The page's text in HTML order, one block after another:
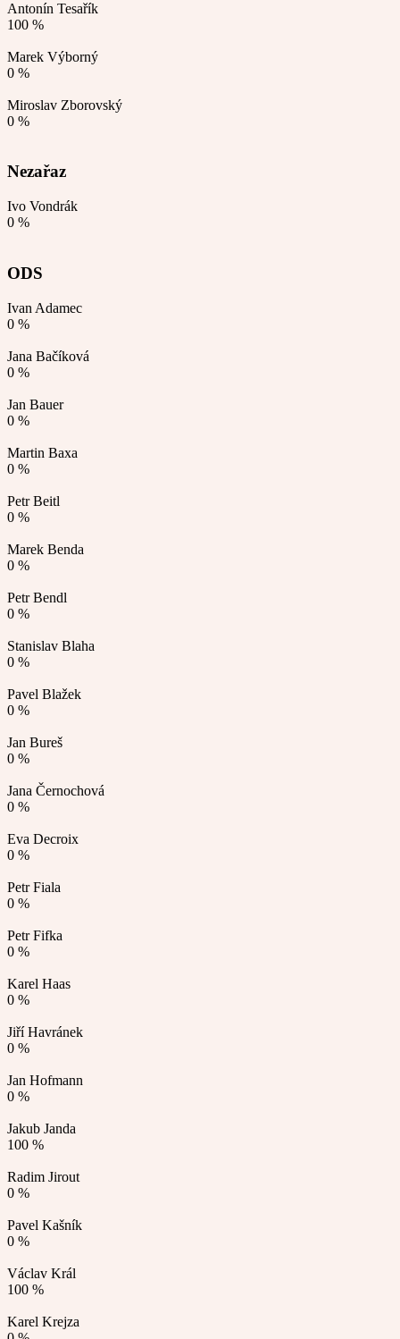
Antonín Tesařík
100 %
Marek Výborný
0 %
Miroslav Zborovský
0 %
Nezařaz
Ivo Vondrák
0 %
ODS
Ivan Adamec
0 %
Jana Bačíková
0 %
Jan Bauer
0 %
Martin Baxa
0 %
Petr Beitl
0 %
Marek Benda
0 %
Petr Bendl
0 %
Stanislav Blaha
0 %
Pavel Blažek
0 %
Jan Bureš
0 %
Jana Černochová
0 %
Eva Decroix
0 %
Petr Fiala
0 %
Petr Fifka
0 %
Karel Haas
0 %
Jiří Havránek
0 %
Jan Hofmann
0 %
Jakub Janda
100 %
Radim Jirout
0 %
Pavel Kašník
0 %
Václav Král
100 %
Karel Krejza